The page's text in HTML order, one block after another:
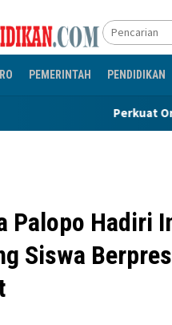
PEMERINTAH PENDIDIKAN
Perkuat Organisasi
Palopo Hadiri
Siswa